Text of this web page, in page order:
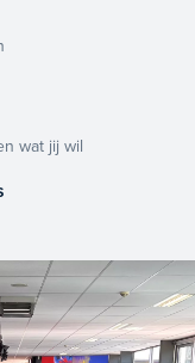
wat jij wil